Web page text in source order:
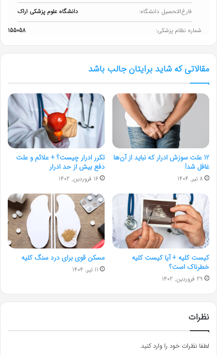
فارغ‌التحصیل دانشگاه: دانشگاه علوم پزشکی اراک
شماره نظام پزشکی: 155058
مقالاتی که شاید برایتان جالب باشد
12 علت سوزش ادرار که نباید از آن‌ها
غافل شد!
8 تیر, 1404
تکرر ادرار چیست؟ + علائم و علت
دفع بیش از حد ادرار
16 فروردین, 1402
کیست کلیه + آیا کیست کلیه
خطرناک است؟
29 فروردین, 1402
مسکن قوی برای درد سنگ کلیه
11 تیر, 1404
نظرات
لطفا نظرات خود را وارد کنید.